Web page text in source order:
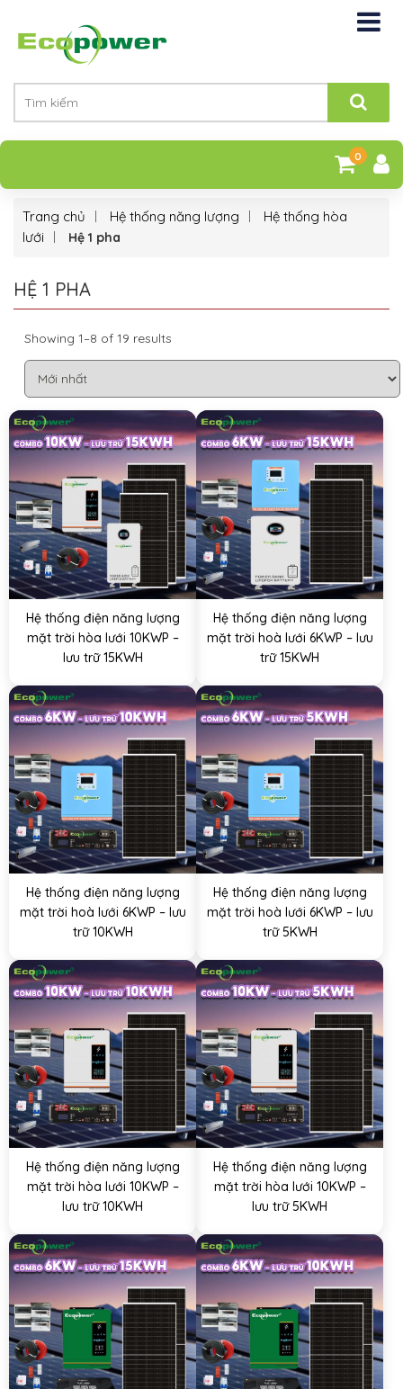
0
Trang chủ Hệ thống năng lượng
Hệ thống hòa
lưới
Hệ 1 pha
HỆ 1 PHA
Showing 1–8 of 19 results
Hệ thống điện năng lượng
mặt trời hòa lưới 10KWP –
lưu trữ 15KWH
Hệ thống điện năng lượng
mặt trời hoà lưới 6KWP – lưu
trữ 15KWH
Hệ thống điện năng lượng
mặt trời hoà lưới 6KWP – lưu
trữ 10KWH
Hệ thống điện năng lượng
mặt trời hoà lưới 6KWP – lưu
trữ 5KWH
Hệ thống điện năng lượng
mặt trời hòa lưới 10KWP –
lưu trữ 10KWH
Hệ thống điện năng lượng
mặt trời hòa lưới 10KWP –
lưu trữ 5KWH